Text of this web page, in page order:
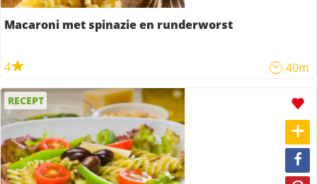
Macaroni met spinazie en runderworst
4 40m
RECEPT